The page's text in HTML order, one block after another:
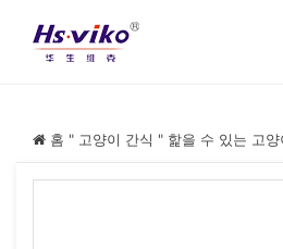
홈 " 고양이 간식 " 핥을 수 있는 고양